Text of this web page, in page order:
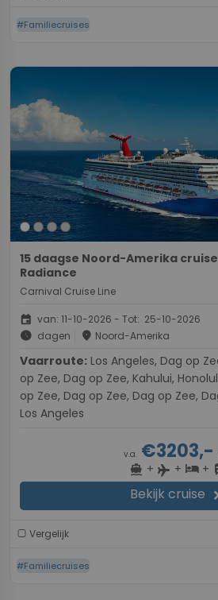
#Familiecruises
15 daagse Noord-Amerika
Radiance
Carnival Cruise Line
event van: 11-10-2026 - Tot: 25-10-2026
schedule dagen place Noord-Amerika
Vaarroute:
op Zee, Dag op Zee, Kahului,
op Zee, Dag op Zee, Dag op Zee,
Los Angeles
v.a.€3203,-
directions_boat + flight + hotel+
Bekijk cruise
Vergelijk
#Familiecruises